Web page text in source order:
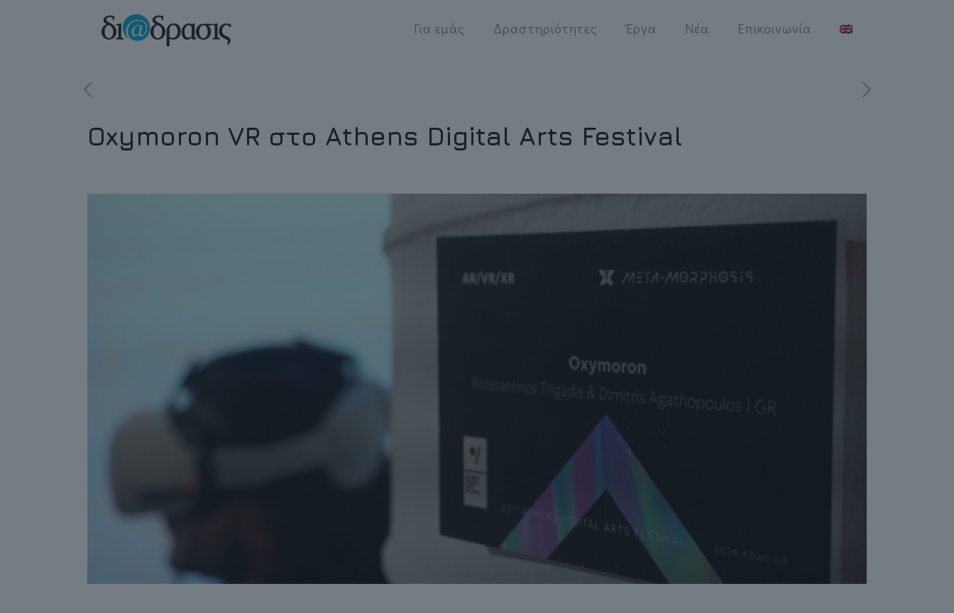
Για εμάς Δραστηριότητες Έργα Νέα Επικοινωνία
Oxymoron VR στο Athens Digital Arts Festival